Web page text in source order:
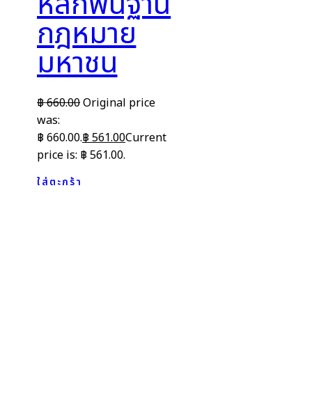
กฎหมาย
มหาชน
฿660.00Original price
was:
฿ 660.00.฿561.00Current
price is: ฿ 561.00.
ใส่ตะกร้า